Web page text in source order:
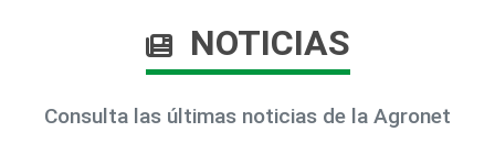
NOTICIAS
Consulta las últimas noticias de la Agronet